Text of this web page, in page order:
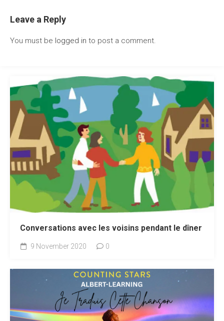
Leave a Reply
You must be logged in to post a comment.
Conversations avec les voisins pendant le dîner
9 November 2020 0